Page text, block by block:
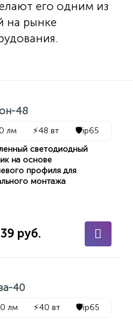
его одним из
на рынке
48
лм ⚡48 вт 🛡️ip65
светодиодный
на основе
профиля для
монтажа
руб.
40
лм ⚡40 вт 🛡️ip65